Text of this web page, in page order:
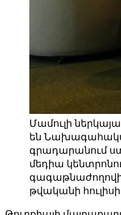
Մամուլի
են
գրադարանում
մեդիա
թվականի հուլիսի